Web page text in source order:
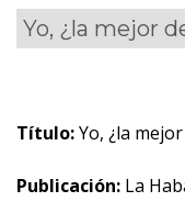
Yo, ¿la mejor
Título:Yo, ¿la
Publicación: La